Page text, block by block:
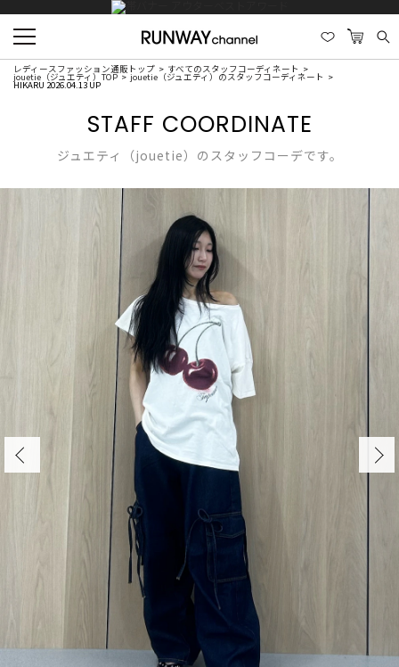
レディースファッション通販トップ すべてのスタッフコーディネート
jouetie（ジュエティ）TOP jouetie（ジュエティ）のスタッフコーディネート
HIKARU 2026.04.13 UP
STAFF COORDINATE
ジュエティ（jouetie）のスタッフコーデです。